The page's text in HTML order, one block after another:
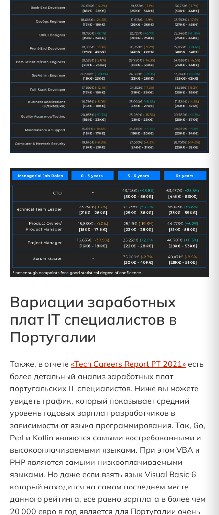
Вариации заработных
плат IT специалистов в
Португалии
Также, в отчете «Tech Careers Report PT 2021» есть
более детальный анализ заработных плат
португальских IT специалистов. Ниже вы можете
увидеть график, который показывает средний
уровень годовых зарплат разработчиков в
зависимости от языка программирования. Так, Go,
Perl и Kotlin являются самыми востребованными и
высокооплачиваемыми языками. При этом VBA и
PHP являются самыми низкооплачиваемыми
языками. Но даже если взять язык Visual Basic 6,
который находится на самом последнем месте
данного рейтинга, все равно зарплата в более чем
20 000 евро в год является для Португалии очень